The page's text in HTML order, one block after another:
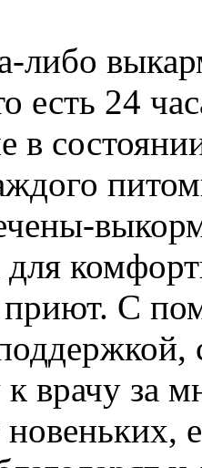
либо
есть 24
в
для
приют. С
к врачу за